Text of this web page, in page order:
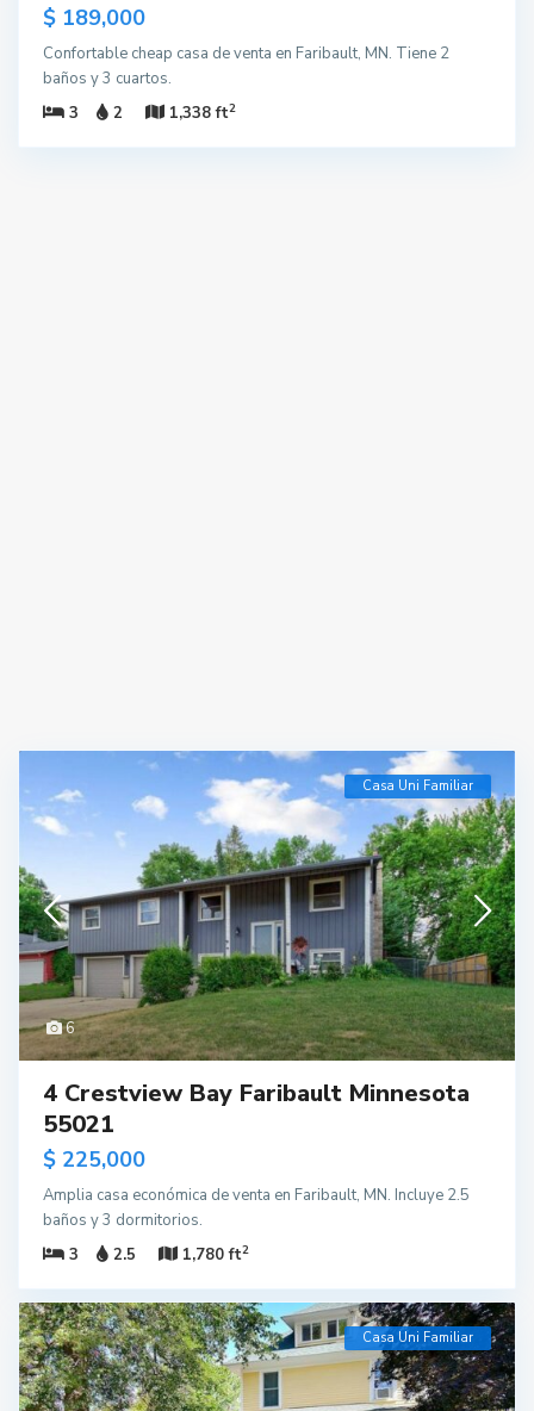
$ 189,000
Confortable cheap casa de venta en Faribault, MN. Tiene 2
baños y 3 cuartos.
3
2 1,338 ft2
6
Casa Uni Familiar
4 Crestview Bay Faribault Minnesota
55021
$ 225,000
Amplia casa económica de venta en Faribault, MN. Incluye 2.5
baños y 3 dormitorios.
3
2.5 1,780 ft2
Casa Uni Familiar